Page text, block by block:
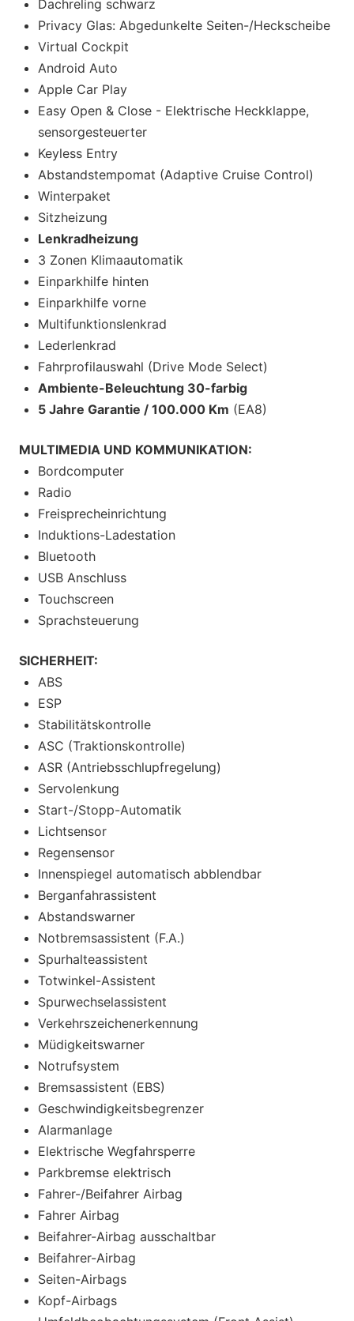
Dachreling schwarz
Privacy Glas: Abgedunkelte Seiten-/Heckscheibe
Virtual Cockpit
Android Auto
Apple Car Play
Easy Open & Close - Elektrische Heckklappe,
sensorgesteuerter
Keyless Entry
Abstandstempomat (Adaptive Cruise Control)
Winterpaket
Sitzheizung
Lenkradheizung
3 Zonen Klimaautomatik
Einparkhilfe hinten
Einparkhilfe vorne
Multifunktionslenkrad
Lederlenkrad
Fahrprofilauswahl (Drive Mode Select)
Ambiente-Beleuchtung 30-farbig
5 Jahre Garantie / 100.000 Km (EA8)
MULTIMEDIA UND KOMMUNIKATION:
Bordcomputer
Radio
Freisprecheinrichtung
Induktions-Ladestation
Bluetooth
USB Anschluss
Touchscreen
Sprachsteuerung
SICHERHEIT:
ABS
ESP
Stabilitätskontrolle
ASC (Traktionskontrolle)
ASR (Antriebsschlupfregelung)
Servolenkung
Start-/Stopp-Automatik
Lichtsensor
Regensensor
Innenspiegel automatisch abblendbar
Berganfahrassistent
Abstandswarner
Notbremsassistent (F.A.)
Spurhalteassistent
Totwinkel-Assistent
Spurwechselassistent
Verkehrszeichenerkennung
Müdigkeitswarner
Notrufsystem
Bremsassistent (EBS)
Geschwindigkeitsbegrenzer
Alarmanlage
Elektrische Wegfahrsperre
Parkbremse elektrisch
Fahrer-/Beifahrer Airbag
Fahrer Airbag
Beifahrer-Airbag ausschaltbar
Beifahrer-Airbag
Seiten-Airbags
Kopf-Airbags